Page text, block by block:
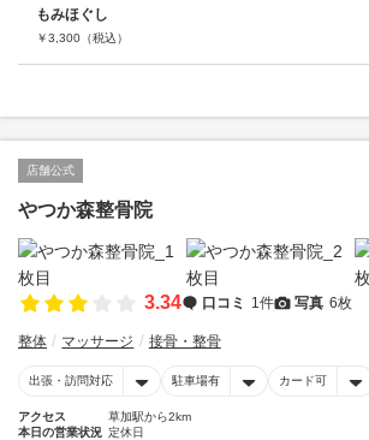
もみほぐし
￥3,300 （税込）
店舗公式
やつか森整骨院
3.34 口コミ 1件 写真 6枚
整体 マッサージ 接骨・整骨
出張・訪問対応 駐車場有 カード可
アクセス
草加駅から2km
本日の営業状況 定休日